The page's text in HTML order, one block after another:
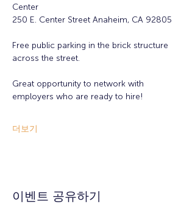
Center
250 E. Center Street Anaheim, CA 92805
Free public parking in the brick structure
across the street.
Great opportunity to network with
employers who are ready to hire!
더보기
이벤트 공유하기